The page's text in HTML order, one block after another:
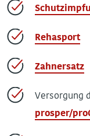
Rehasport
Zahnersatz
Versorgung
prosper/